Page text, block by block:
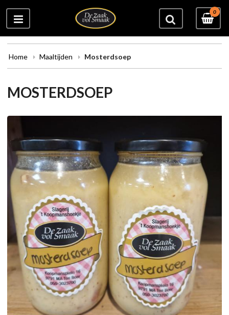
0
Home Maaltijden Mosterdsoep
MOSTERDSOEP